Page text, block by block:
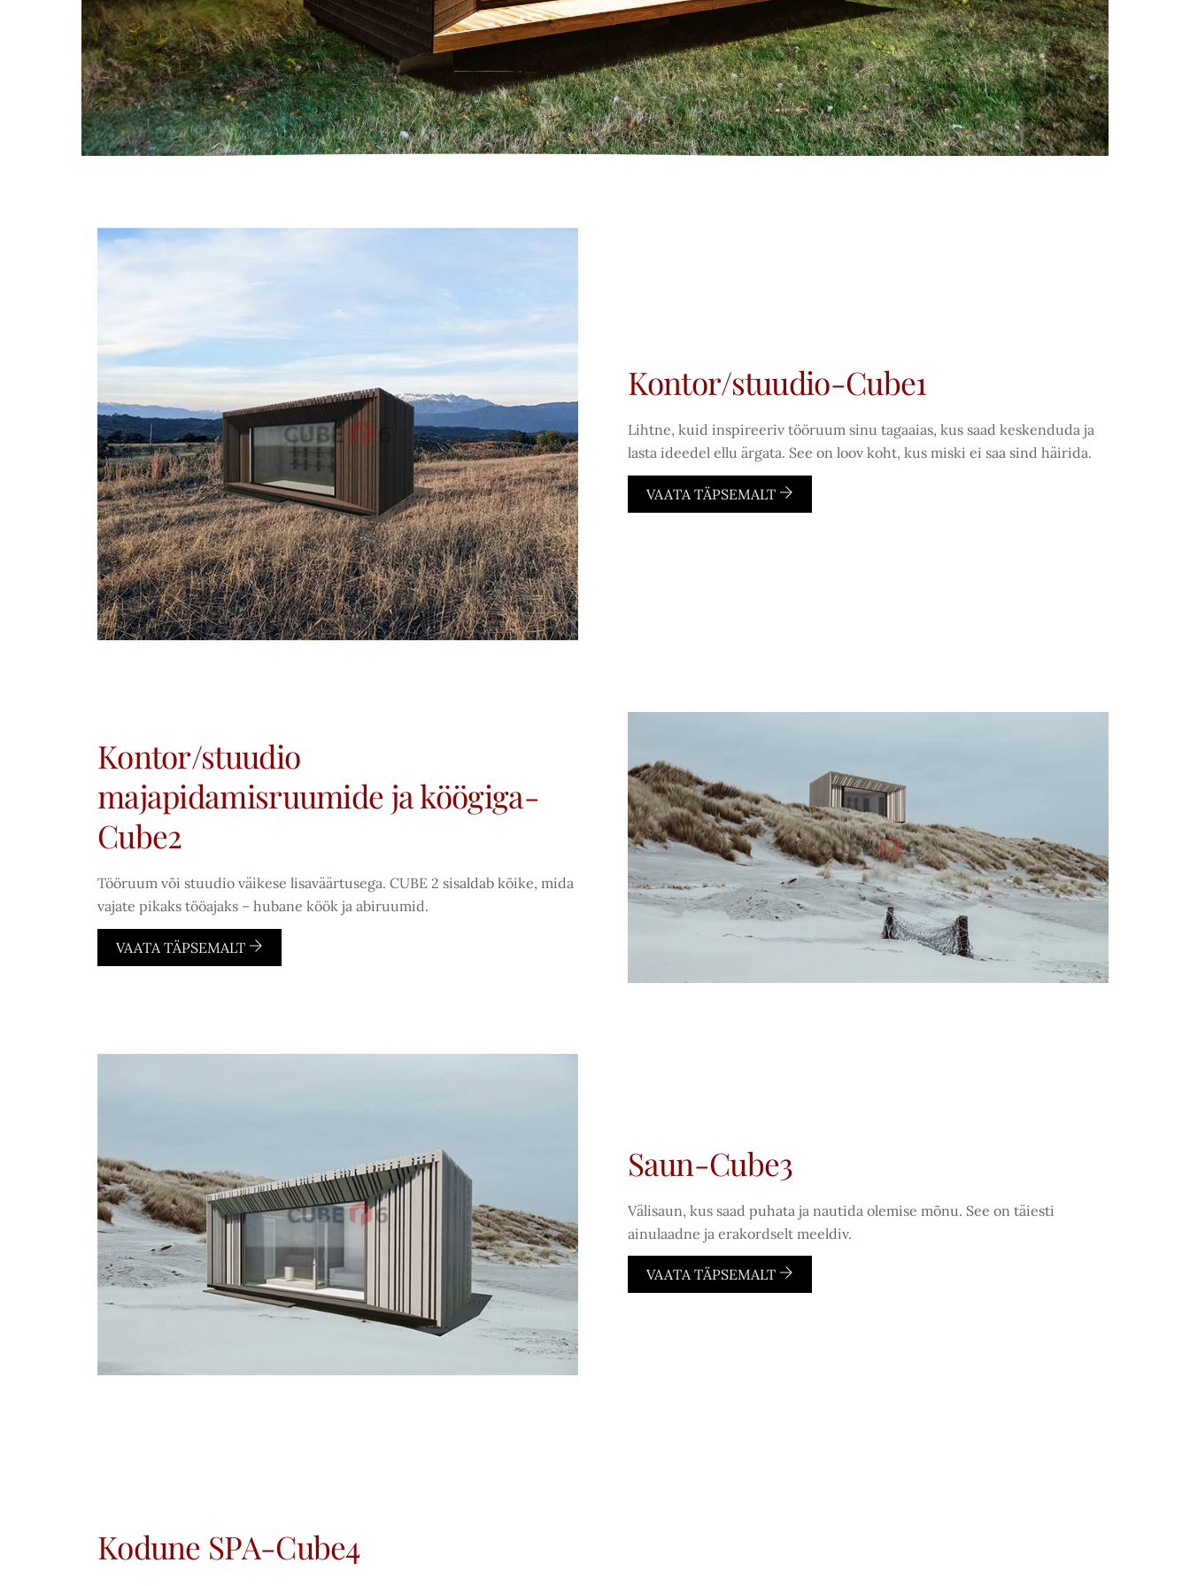
Kontor/stuudio-Cube1
Lihtne, kuid inspireeriv tööruum sinu tagaaias, kus saad keskenduda ja
lasta ideedel ellu ärgata. See on loov koht, kus miski ei saa sind häirida.
VAATA TÄPSEMALT
Kontor/stuudio
majapidamisruumide ja köögiga-
Cube2
Tööruum või stuudio väikese lisaväärtusega. CUBE 2 sisaldab kõike, mida
vajate pikaks tööajaks – hubane köök ja abiruumid.
VAATA TÄPSEMALT
Saun-Cube3
Välisaun, kus saad puhata ja nautida olemise mõnu. See on täiesti
ainulaadne ja erakordselt meeldiv.
VAATA TÄPSEMALT
Kodune SPA-Cube4